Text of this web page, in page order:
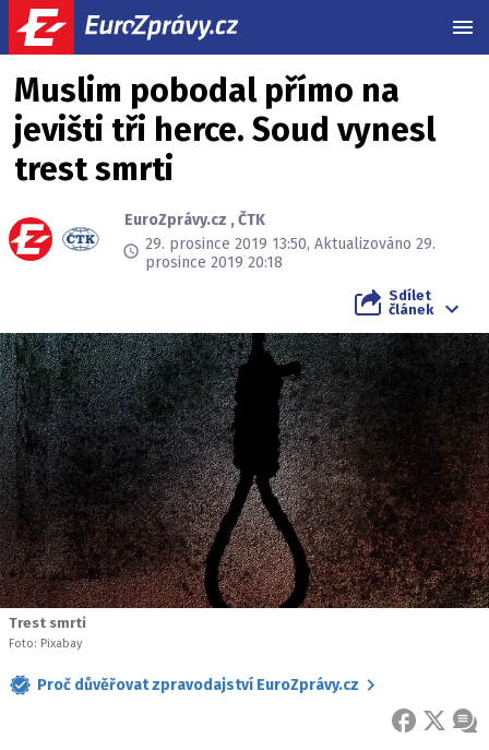
Muslim pobodal přímo na
jevišti tři herce. Soud vynesl
trest smrti
EuroZprávy.cz ,ČTK
29. prosince 2019 13:50, Aktualizováno 29.
prosince 2019 20:18
Sdílet
článek
Trest smrti
Foto: Pixabay
Proč důvěřovat zpravodajství EuroZprávy.cz
FACEBOOK
X